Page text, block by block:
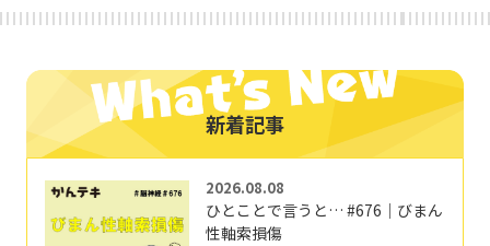
新着記事
2026.08.08
ひとことで言うと… #676｜びまん
性軸索損傷